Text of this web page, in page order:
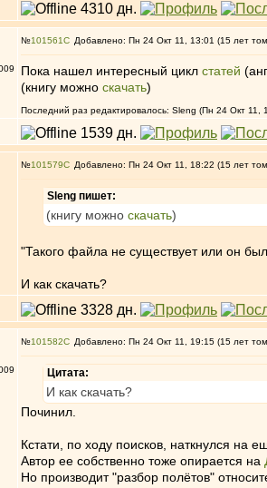
№101561 Добавлено: Пн 24 Окт 11, 13:01 (15 лет
Пока нашел интересный цикл статей
(книгу можно скачать)
Последний раз редактировалось: Sleng (Пн 24 Окт 11,
№101579 Добавлено: Пн 24 Окт 11, 18:22 (15 лет
Sleng пишет:
(книгу можно скачать)
"Такого файла не существует или он
И как скачать?
№101582 Добавлено: Пн 24 Окт 11, 19:15 (15 лет
Цитата:
И как скачать?
Починил.
Кстати, по ходу поисков, наткнулся на
Автор ее собственно тоже опирается на
Но производит "разбор полётов"